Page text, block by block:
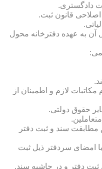
به عهده دفترخانه محول
مکاتبات لازم و اطمینان از
مطابقت سند و ثبت دفتر
امضای سردفتر ذیل ثبت